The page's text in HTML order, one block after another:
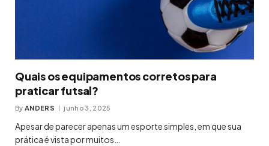
Quais os equipamentos corretos para
praticar futsal?
By ANDERS junho 3, 2025
Apesar de parecer apenas um esporte simples, em que sua
prática é vista por muitos…